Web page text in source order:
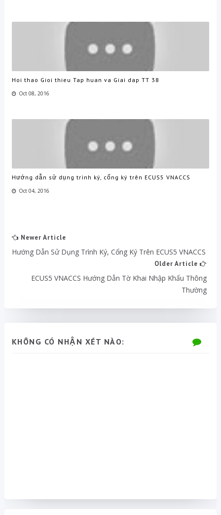
Hoi thao Gioi thieu Tap huan va Giai dap TT 38
Oct 08, 2016
Hướng dẫn sử dụng trình ký, cổng ký trên ECUS5 VNACCS
Oct 04, 2016
Newer Article
Hướng Dẫn Sử Dụng Trình Ký, Cổng Ký Trên ECUS5 VNACCS
Older Article
ECUS5 VNACCS Hướng Dẫn Tờ Khai Nhập Khẩu Thông
Thường
KHÔNG CÓ NHẬN XÉT NÀO: